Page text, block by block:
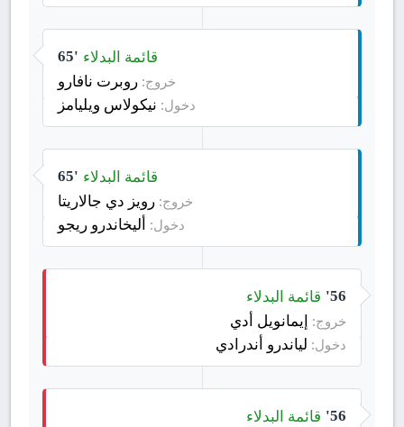
65' قائمة البدلاء
خروج: روبرت نافارو
دخول: نيكولاس ويليامز
65' قائمة البدلاء
خروج: رويز دي جالاريتا
دخول: أليخاندرو ريجو
56' قائمة البدلاء
خروج: إيمانويل أدي
دخول: لياندرو أندرادي
56' قائمة البدلاء